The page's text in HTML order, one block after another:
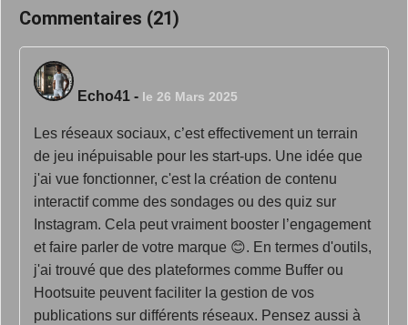
Commentaires (21)
Echo41 - le 26 Mars 2025
Les réseaux sociaux, c’est effectivement un terrain
de jeu inépuisable pour les start-ups. Une idée que
j'ai vue fonctionner, c'est la création de contenu
interactif comme des sondages ou des quiz sur
Instagram. Cela peut vraiment booster l’engagement
et faire parler de votre marque 😊. En termes d'outils,
j'ai trouvé que des plateformes comme Buffer ou
Hootsuite peuvent faciliter la gestion de vos
publications sur différents réseaux. Pensez aussi à